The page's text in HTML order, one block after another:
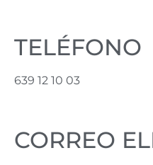
TELÉFONO
639 12 10 03
CORREO